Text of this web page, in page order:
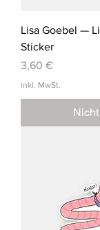
Lisa Goebel —
Sticker
Preis
3,60 €
inkl. MwSt.